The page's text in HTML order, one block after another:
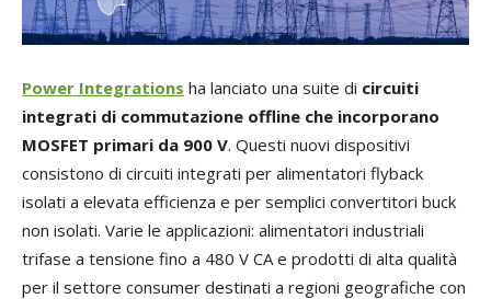
Power Integrations ha lanciato una suite di circuiti
integrati di commutazione offline che incorporano
MOSFET primari da 900 V. Questi nuovi dispositivi
consistono di circuiti integrati per alimentatori flyback
isolati a elevata efficienza e per semplici convertitori buck
non isolati. Varie le applicazioni: alimentatori industriali
trifase a tensione fino a 480 V CA e prodotti di alta qualità
per il settore consumer destinati a regioni geografiche con